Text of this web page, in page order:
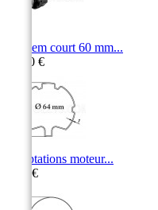
Tandem court 60 mm...
19,40 €
Adaptations moteur...
9,10 €